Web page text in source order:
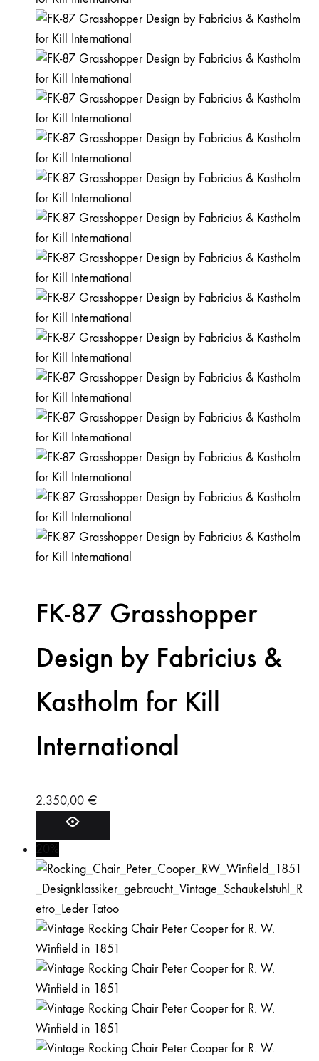
FK-87 Grasshopper
Design by Fabricius &
Kastholm for Kill
International
2.350,00 €
20%